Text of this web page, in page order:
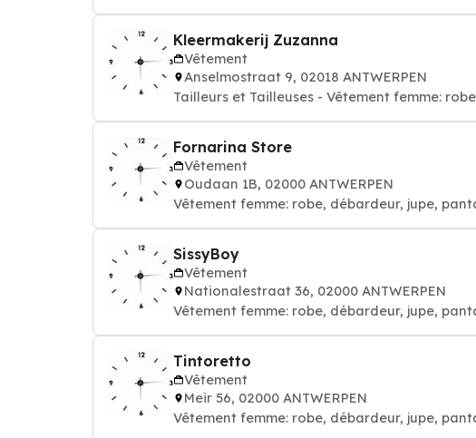
Kleermakerij Zuzanna
Vêtement
Anselmostraat 9, 02018 ANTWERPEN
Tailleurs et Tailleuses - Vêtement femme:
Fornarina Store
Vêtement
Oudaan 1B, 02000 ANTWERPEN
Vêtement femme: robe, débardeur, jupe,
SissyBoy
Vêtement
Nationalestraat 36, 02000 ANTWERPEN
Vêtement femme: robe, débardeur, jupe,
Tintoretto
Vêtement
Meir 56, 02000 ANTWERPEN
Vêtement femme: robe, débardeur, jupe,